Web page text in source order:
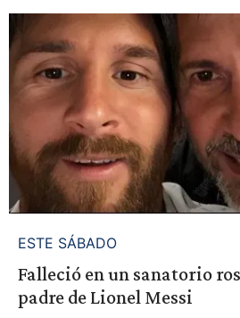
ESTE SÁBADO
Falleció en un sanatorio
padre de Lionel Messi